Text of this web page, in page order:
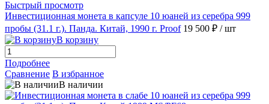
Быстрый просмотр
Инвестиционная монета в капсуле 10 юаней из серебра 999
пробы (31.1 г.). Панда. Китай, 1990 г. Proof 19 500 ₽ / шт
В корзину
Подробнее
Сравнение В избранное
В наличии